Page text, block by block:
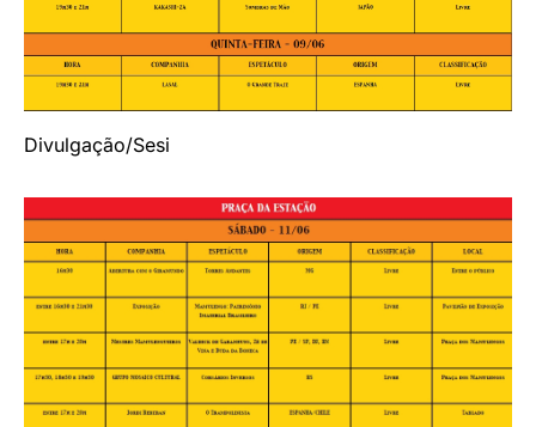
Divulgação/Sesi